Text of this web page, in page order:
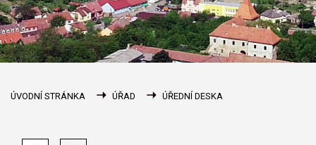
ÚVODNÍ STRÁNKA ÚŘAD ÚŘEDNÍ DESKA